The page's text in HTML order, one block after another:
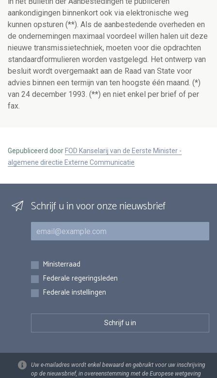
aankondigingen binnenkort ook via elektronische weg
kunnen opsturen (**). Als de aanbestedende overheden en
de ondernemingen maximaal voordeel willen halen uit deze
nieuwe transmissietechniek, moeten voor die opdrachten
standaardformulieren worden vastgelegd. Het ontwerp van
besluit wordt overgemaakt aan de Raad van State voor
advies binnen een termijn van ten hoogste één maand. (*)
van 24 december 1993. (**) en niet enkel per brief of per
fax.
Gepubliceerd door FOD Kanselarij van de Eerste Minister -
algemene directie Externe Communicatie
Schrijf u in voor onze nieuwsbrief
E-mail
Inschrijvingen
Ministerraad
Federale regeringsleden
Federale instellingen
Uw e-mailadres wordt enkel bewaard en gebruikt voor uw inschrijving
op de nieuwsbrief, in overeenstemming met de Europese wetgeving